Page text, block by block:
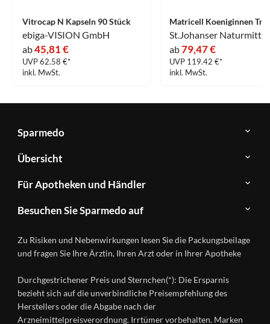
Vitrocap N Kapseln 90 Stück
ebiga-VISION GmbH
ab45,81 €
UVP 62.58 €*
inkl. MwSt.
ab79,47 €
UVP 119.42 €*
inkl. MwSt.
Sparmedo
Über
Sparmedo
Kontakt
Datenschutz
Nutzungsbedingungen
Übersicht
Herstellerverzeichnis
Produkte
Ratgeber
Wirkstoffe
Gesundheitsmagazin
Für Apotheken und Händler
&
Händlerlogin
Besuchen Sie Sparmedo auf
Instagram
Zu Risiken und Nebenwirkungen lesen Sie die Packungsbeilage
und fragen Sie Ihre Ärztin, Ihren Arzt oder in Ihrer Apotheke
Durchgestrichener Preis und Sternchen(*): Die Ersparnis
bezieht sich auf die unverbindliche Preisempfehlung des
Herstellers oder die Abgabe nach der
Arzneimittelpreisverordnung. Irrtümer vorbehalten. Marken